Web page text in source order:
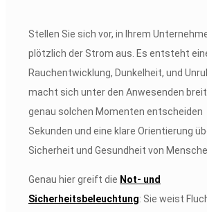
Stellen Sie sich vor, in Ihrem
plötzlich der Strom aus. Es entsteht
Rauchentwicklung, Dunkelheit, und
macht sich unter den Anwesenden
genau solchen Momenten entscheiden
Sekunden und eine klare Orientierung
Sicherheit und Gesundheit von
Genau hier greift die Not- und
Sicherheitsbeleuchtung: Sie weist